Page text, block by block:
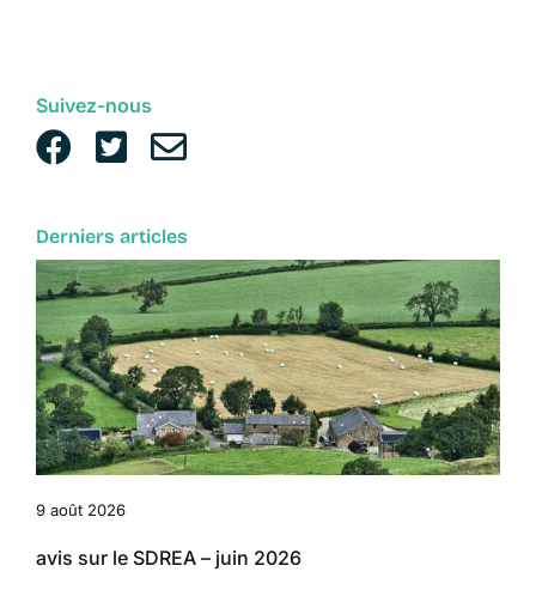
Suivez-nous
Derniers articles
9 août 2026
avis sur le SDREA – juin 2026